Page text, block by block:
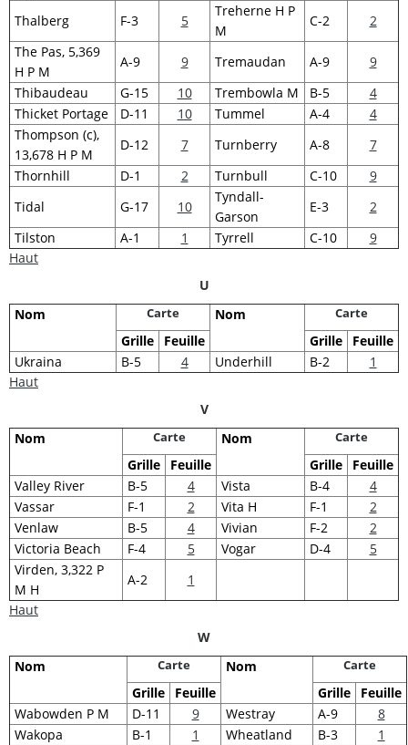
Thalberg F-3 5
Treherne H P
M
C-2
2
The Pas, 5,369
H P M
A-9 9 Tremaudan A-9
9
Thibaudeau
G-15 10 Trembowla M B-5
4
Thicket Portage
D-11 10 Tummel A-4
4
Thompson (c),
13,678 H P M
D-12 7 Turnberry A-8
7
Thornhill
D-1 2 Turnbull C-10
9
Tidal
G-17 10
Tyndall-
Garson
E-3
2
Tilston
A-1 1 Tyrrell C-10
9
Haut
U
Nom
Carte Nom Carte
Grille Feuille Grille
Feuille
Ukraina
B-5 4 Underhill B-2
1
Haut
V
Nom
Carte Nom Carte
Grille Feuille Grille
Feuille
Valley River
B-5 4 Vista B-4
4
Vassar
F-1 2 Vita H F-1
2
Venlaw
B-5 4 Vivian F-2
2
Victoria Beach
F-4 5 Vogar D-4
5
Virden, 3,322 P
M H
A-2
1
Haut
W
Nom
Carte Nom Carte
Grille Feuille Grille
Feuille
Wabowden P M
D-11 9 Westray A-9
8
Wakopa
B-1 1 Wheatland B-3
1